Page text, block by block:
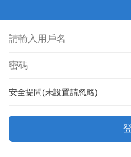
安全提問(未設置請忽略)